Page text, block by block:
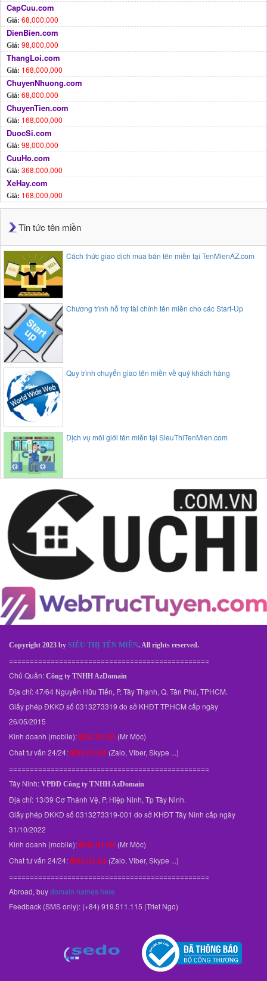
CapCuu.com
Giá: 68,000,000
DienBien.com
Giá: 98,000,000
ThangLoi.com
Giá: 168,000,000
ChuyenNhuong.com
Giá: 68,000,000
ChuyenTien.com
Giá: 168,000,000
DuocSi.com
Giá: 98,000,000
CuuHo.com
Giá: 368,000,000
XeHay.com
Giá: 168,000,000
Tin tức tên miền
Cách thức giao dịch mua bán tên miền tại TenMienAZ.com
Chương trình hỗ trợ tài chính tên miền cho các Start-Up
Quy trình chuyển giao tên miền về quý khách hàng
Dịch vụ môi giới tên miền tại SieuThiTenMien.com
Copyright 2023 by SIÊU THỊ TÊN MIỀN. All rights reserved.
================================================
Chủ Quản: Công ty TNHH AzDomain
Địa chỉ: 47/64 Nguyễn Hữu Tiến, P. Tây Thạnh, Q. Tân Phú, TPHCM.
Giấy phép ĐKKD số 0313273319 do sở KHĐT TP.HCM cấp ngày
26/05/2015
Kinh doanh (mobile): 0832.111.111 (Mr Mộc)
Chat tư vấn 24/24: 0832.111.111 (Zalo, Viber, Skype ...)
================================================
Tây Ninh: VPĐD Công ty TNHH AzDomain
Địa chỉ: 13/39 Cơ Thánh Vệ, P. Hiệp Ninh, Tp Tây Ninh.
Giấy phép ĐKKD số 0313273319-001 do sở KHĐT Tây Ninh cấp ngày
31/10/2022
Kinh doanh (mobile): 0832.111.111 (Mr Mộc)
Chat tư vấn 24/24: 0832.111.111 (Zalo, Viber, Skype ...)
================================================
Abroad, buydomain names here
Feedback (SMS only): (+84) 919.511.115 (Triet Ngo)